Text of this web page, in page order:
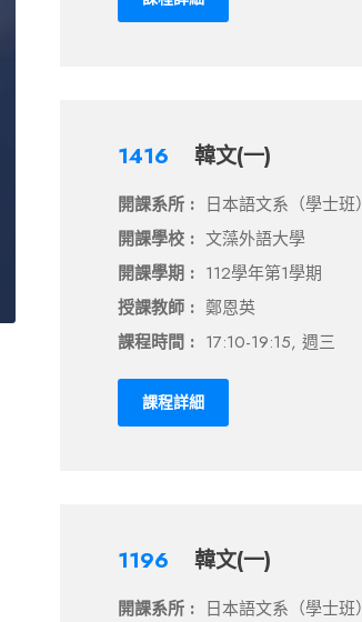
1416 韓文(一)
開課系所 : 日本語文系（學士班）
開課學校 : 文藻外語大學
開課學期 : 112學年第1學期
授課教師 : 鄭恩英
課程時間 : 17:10-19:15, 週三
課程詳細
1196 韓文(一)
開課系所 : 日本語文系（學士班）